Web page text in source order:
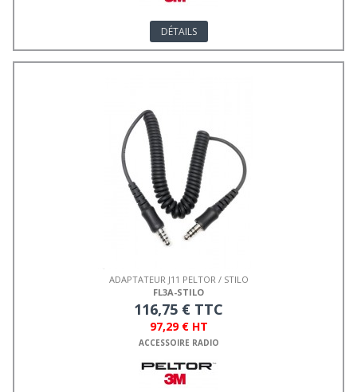
DÉTAILS
ADAPTATEUR J11 PELTOR / STILO
FL3A-STILO
116,75 € TTC
97,29 € HT
ACCESSOIRE RADIO